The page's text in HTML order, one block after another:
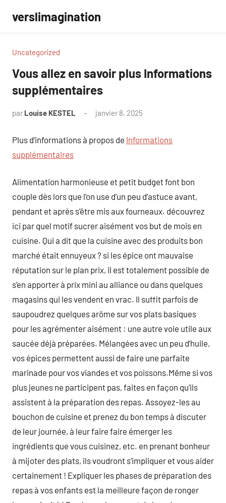
contenu
verslimagination
Uncategorized
Vous allez en savoir plus Informations
supplémentaires
par Louise KESTEL janvier 8, 2025
Plus d’informations à propos de Informations
supplémentaires
Alimentation harmonieuse et petit budget font bon
couple dès lors que l’on use d’un peu d’astuce avant,
pendant et après s’être mis aux fourneaux. découvrez
ici par quel motif sucrer aisément vos but de mois en
cuisine. Qui a dit que la cuisine avec des produits bon
marché était ennuyeux ? si les épice ont mauvaise
réputation sur le plan prix, il est totalement possible de
s’en apporter à prix mini au alliance ou dans quelques
magasins qui les vendent en vrac. Il suffit parfois de
saupoudrez quelques arôme sur vos plats basiques
pour les agrémenter aisément : une autre voie utile aux
saucée déjà préparées. Mélangées avec un peu d’huile,
vos épices permettent aussi de faire une parfaite
marinade pour vos viandes et vos poissons.Même si vos
plus jeunes ne participent pas, faites en façon qu’ils
assistent à la préparation des repas. Assoyez-les au
bouchon de cuisine et prenez du bon temps à discuter
de leur journée, à leur faire faire émerger les
ingrédients que vous cuisinez, etc. en prenant bonheur
à mijoter des plats, ils voudront s’impliquer et vous aider
certainement ! Expliquer les phases de préparation des
repas à vos enfants est la meilleure façon de ronger